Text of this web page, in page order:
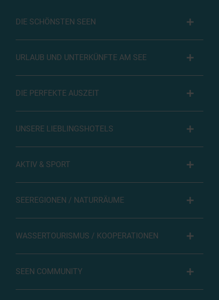
DIE SCHÖNSTEN SEEN
URLAUB UND UNTERKÜNFTE AM SEE
DIE PERFEKTE AUSZEIT
UNSERE LIEBLINGSHOTELS
AKTIV & SPORT
SEEREGIONEN / NATURRÄUME
WASSERTOURISMUS / KOOPERATIONEN
SEEN COMMUNITY